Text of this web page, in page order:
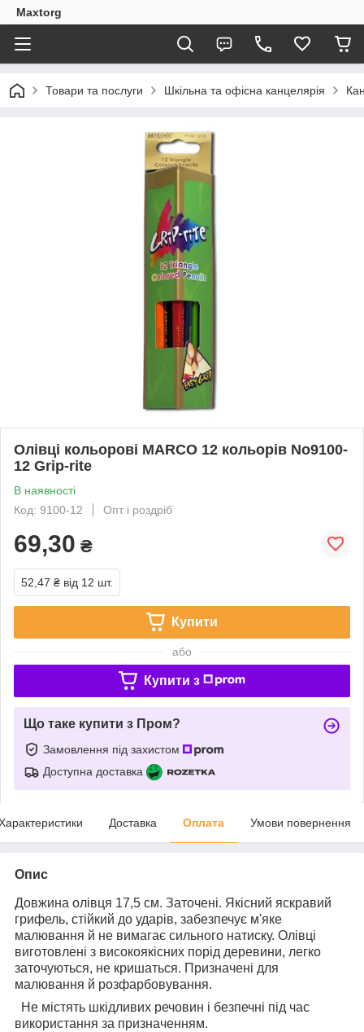
Maxtorg
Товари та послуги Шкільна та офісна канцелярія
Олівці кольорові MARCO 12 кольорів No9100-
12 Grip-rite
В наявності
Код: 9100-12
Опт і роздріб
69,30 ₴
52,47 ₴ від 12 шт.
Купити
або
Купити з
Що таке купити з Пром?
Замовлення під захистом
Доступна доставка
Доставка Оплата Умови повернення
Опис
Довжина олівця 17,5 см. Заточені. Якісний яскравий
грифель, стійкий до ударів, забезпечує м'яке
малювання й не вимагає сильного натиску. Олівці
виготовлені з високоякісних порід деревини, легко
заточуються, не кришаться. Призначені для
малювання й розфарбовування.
Не містять шкідливих речовин і безпечні під час
використання за призначенням.